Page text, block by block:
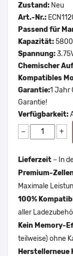
Zustand: Neu
Art.-Nr.:
Passend für
Kapazität:
Spannung:
Chemischer
Kompatibles
Garantie:1 Jahr
Garantie!
Verfügbarkeit:
− +
Lieferzeit – In
Premium-
Maximale
100%
aller
Kein Memory-
teilweise) ohne